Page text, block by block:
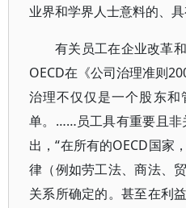
业界和学界人士意料的、具
有关员工在企业改革
OECD在《公司治理准则
治理不仅仅是一个股东
单。……员工具有重要且非
出，“在所有的OECD国家
律（例如劳工法、商法、
关系所确定的。甚至在利